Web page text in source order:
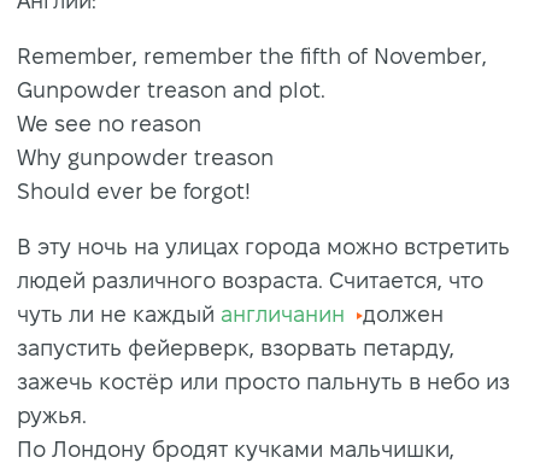
Remember, remember the fifth of November,
Gunpowder treason and plot.
We see no reason
Why gunpowder treason
Should ever be forgot!
В эту ночь на улицах города можно встретить
людей различного возраста. Считается, что
чуть ли не каждый англичанин
должен
запустить фейерверк, взорвать петарду,
зажечь костёр или просто пальнуть в небо из
ружья.
По Лондону бродят кучками мальчишки,